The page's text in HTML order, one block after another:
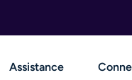
Assistance